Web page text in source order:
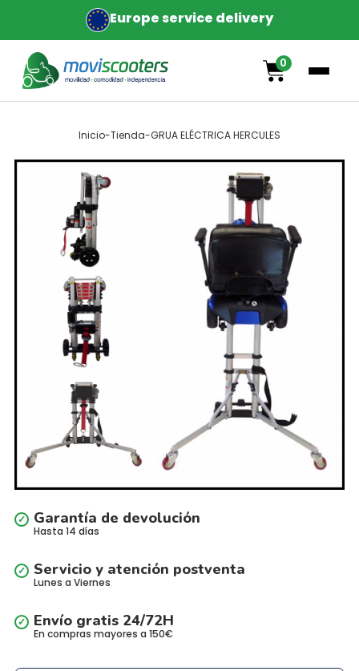
Europe service delivery
0
Inicio-Tienda-GRUA ELÉCTRICA HERCULES
Garantía de devolución
Hasta 14 días
Servicio y atención postventa
Lunes a Viernes
Envío gratis 24/72H
En compras mayores a 150€